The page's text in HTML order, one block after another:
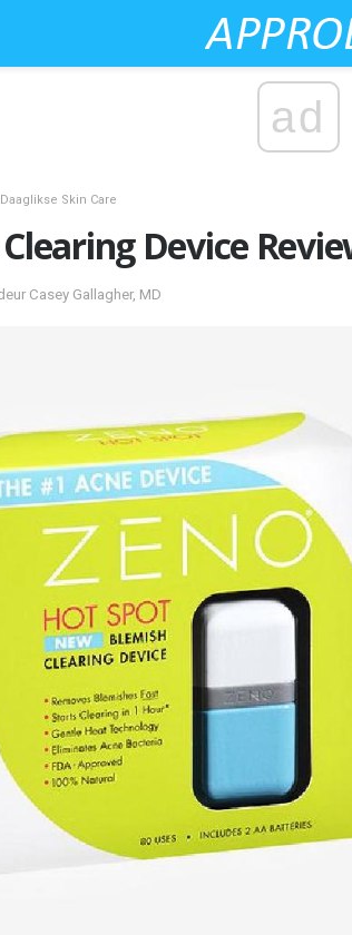
ad
Daaglikse Skin Care
Device
Casey Gallagher, MD